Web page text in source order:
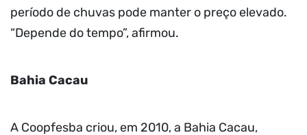
período de chuvas pode manter o preço elevado.
“Depende do tempo”, afirmou.
Bahia Cacau
A Coopfesba criou, em 2010, a Bahia Cacau,